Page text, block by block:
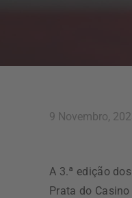
9 Novembro,
A 3.ª edição
Prata do